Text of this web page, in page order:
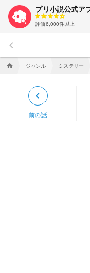
プリ小説公式ア
評価6,000件以上
keyboard_arrow_left
home ジャンル ミステリー
keyboard_arrow_left
前の話